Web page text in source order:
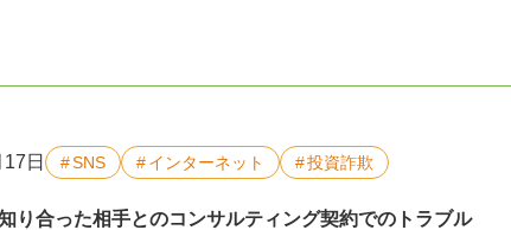
SNS インターネット 投資詐欺
日
り合った相手とのコンサルティング契約でのトラブル